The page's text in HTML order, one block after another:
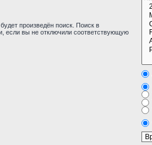
произведён поиск. Поиск в
если вы не отключили соответствующую